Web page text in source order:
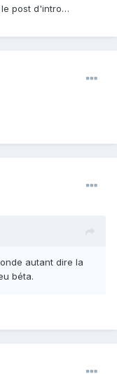
le post d'intro…
autant dire la
béta.